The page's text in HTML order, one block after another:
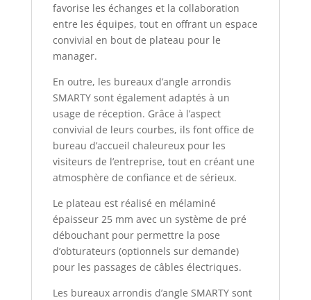
favorise les échanges et la collaboration
entre les équipes, tout en offrant un espace
convivial en bout de plateau pour le
manager.
En outre, les bureaux d’angle arrondis
SMARTY sont également adaptés à un
usage de réception. Grâce à l’aspect
convivial de leurs courbes, ils font office de
bureau d’accueil chaleureux pour les
visiteurs de l’entreprise, tout en créant une
atmosphère de confiance et de sérieux.
Le plateau est réalisé en mélaminé
épaisseur 25 mm avec un système de pré
débouchant pour permettre la pose
d’obturateurs (optionnels sur demande)
pour les passages de câbles électriques.
Les bureaux arrondis d’angle SMARTY sont